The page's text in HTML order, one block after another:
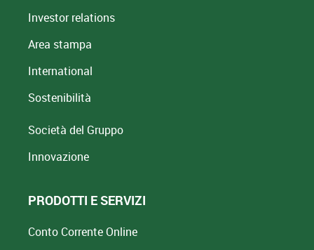
Investor relations
Area stampa
International
Sostenibilità
Società del Gruppo
Innovazione
PRODOTTI E SERVIZI
Conto Corrente Online